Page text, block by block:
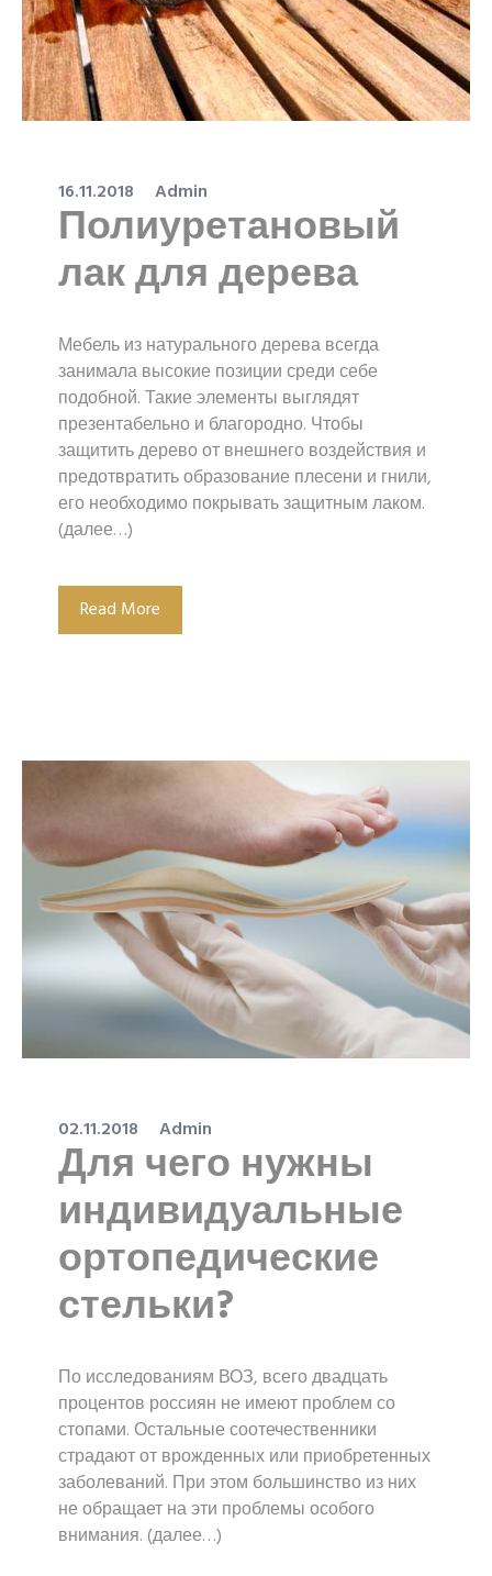
16.11.2018 Admin
Полиуретановый
лак для дерева
Мебель из натурального дерева всегда
занимала высокие позиции среди себе
подобной. Такие элементы выглядят
презентабельно и благородно. Чтобы
защитить дерево от внешнего воздействия и
предотвратить образование плесени и гнили,
его необходимо покрывать защитным лаком.
(далее…)
Read More
02.11.2018 Admin
Для чего нужны
индивидуальные
ортопедические
стельки?
По исследованиям ВОЗ, всего двадцать
процентов россиян не имеют проблем со
стопами. Остальные соотечественники
страдают от врожденных или приобретенных
заболеваний. При этом большинство из них
не обращает на эти проблемы особого
внимания. (далее…)